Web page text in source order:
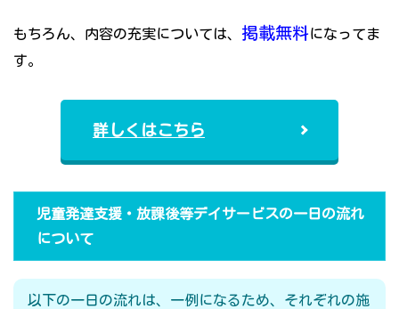
もちろん、内容の充実については、 掲載無料になってま
す。
詳しくはこちら
児童発達支援・放課後等デイサービスの一日の流れ
について
以下の一日の流れは、一例になるため、それぞれの施